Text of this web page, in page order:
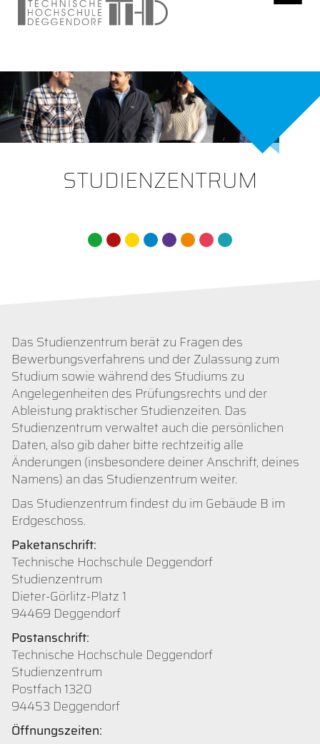
STUDIENZENTRUM
Das Studienzentrum berät zu Fragen des
Bewerbungsverfahrens und der Zulassung zum
Studium sowie während des Studiums zu
Angelegenheiten des Prüfungsrechts und der
Ableistung praktischer Studienzeiten. Das
Studienzentrum verwaltet auch die persönlichen
Daten, also gib daher bitte rechtzeitig alle
Änderungen (insbesondere deiner Anschrift, deines
Namens) an das Studienzentrum weiter.
Das Studienzentrum findest du im Gebäude B im
Erdgeschoss.
Paketanschrift:
Technische Hochschule Deggendorf
Studienzentrum
Dieter-Görlitz-Platz 1
94469 Deggendorf
Postanschrift:
Technische Hochschule Deggendorf
Studienzentrum
Postfach 1320
94453 Deggendorf
Öffnungszeiten: